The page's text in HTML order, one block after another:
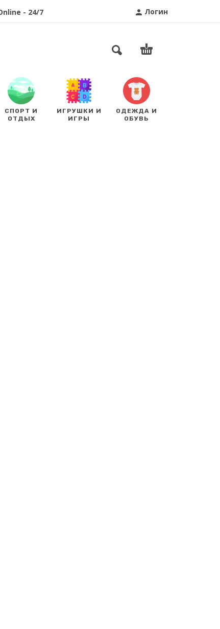
Логин
- 24/7
СПОРТ И
ОТДЫХ
ИГРУШКИ И
ИГРЫ
ОДЕЖДА И
ОБУВЬ